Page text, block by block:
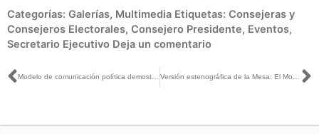
Categorías: Galerías, Multimedia Etiquetas: Consejeras y
Consejeros Electorales, Consejero Presidente, Eventos,
Secretario Ejecutivo Deja un comentario
Ant